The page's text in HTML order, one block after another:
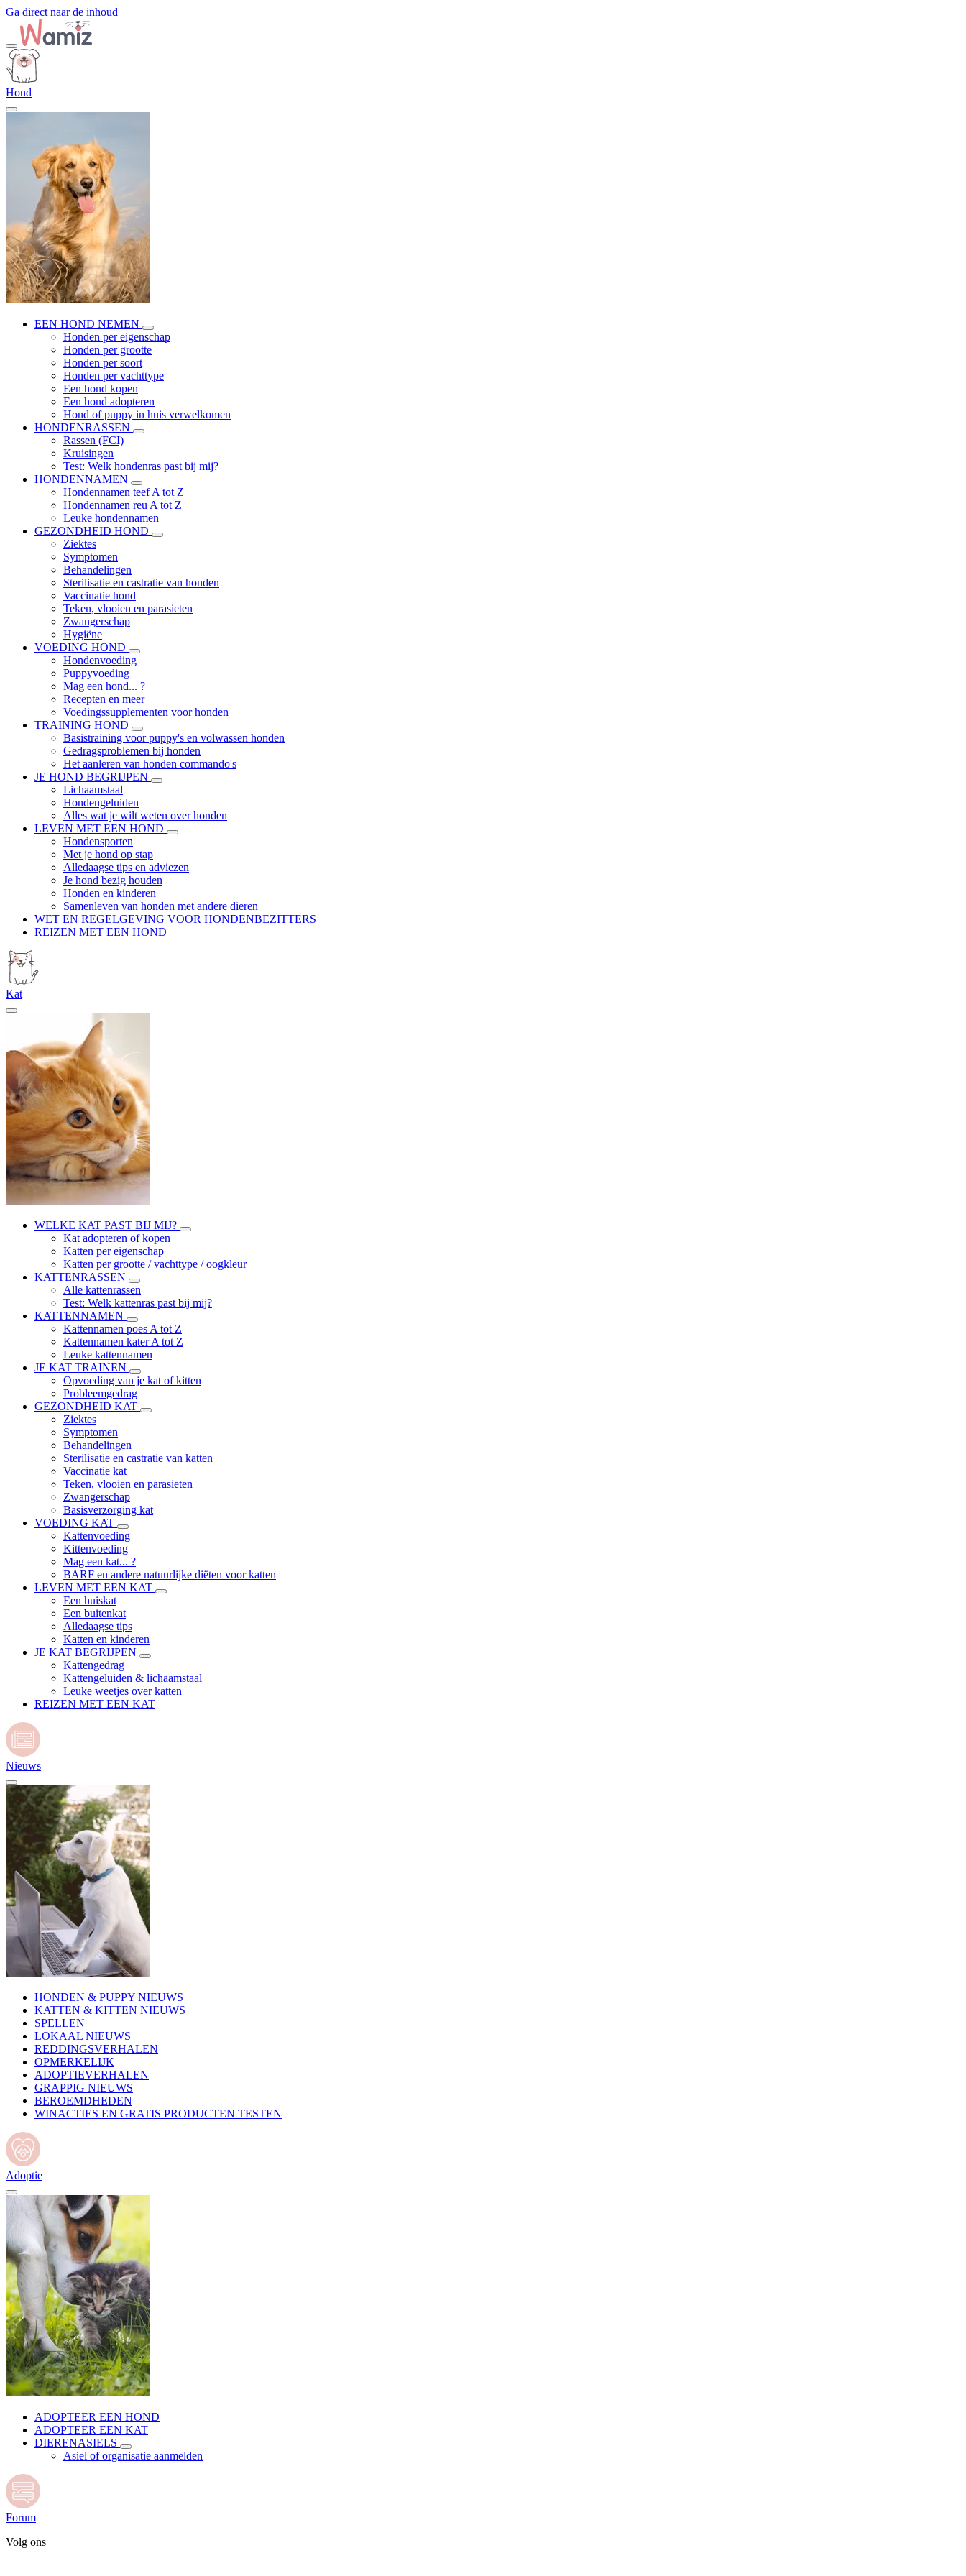
Ga direct naar de inhoud
Hond
EEN HOND NEMEN
Honden per eigenschap
Honden per grootte
Honden per soort
Honden per vachttype
Een hond kopen
Een hond adopteren
Hond of puppy in huis verwelkomen
HONDENRASSEN
Rassen (FCI)
Kruisingen
Test: Welk hondenras past bij mij?
HONDENNAMEN
Hondennamen teef A tot Z
Hondennamen reu A tot Z
Leuke hondennamen
GEZONDHEID HOND
Ziektes
Symptomen
Behandelingen
Sterilisatie en castratie van honden
Vaccinatie hond
Teken, vlooien en parasieten
Zwangerschap
Hygiëne
VOEDING HOND
Hondenvoeding
Puppyvoeding
Mag een hond... ?
Recepten en meer
Voedingssupplementen voor honden
TRAINING HOND
Basistraining voor puppy's en volwassen honden
Gedragsproblemen bij honden
Het aanleren van honden commando's
JE HOND BEGRIJPEN
Lichaamstaal
Hondengeluiden
Alles wat je wilt weten over honden
LEVEN MET EEN HOND
Hondensporten
Met je hond op stap
Alledaagse tips en adviezen
Je hond bezig houden
Honden en kinderen
Samenleven van honden met andere dieren
WET EN REGELGEVING VOOR HONDENBEZITTERS
REIZEN MET EEN HOND
Kat
WELKE KAT PAST BIJ MIJ?
Kat adopteren of kopen
Katten per eigenschap
Katten per grootte / vachttype / oogkleur
KATTENRASSEN
Alle kattenrassen
Test: Welk kattenras past bij mij?
KATTENNAMEN
Kattennamen poes A tot Z
Kattennamen kater A tot Z
Leuke kattennamen
JE KAT TRAINEN
Opvoeding van je kat of kitten
Probleemgedrag
GEZONDHEID KAT
Ziektes
Symptomen
Behandelingen
Sterilisatie en castratie van katten
Vaccinatie kat
Teken, vlooien en parasieten
Zwangerschap
Basisverzorging kat
VOEDING KAT
Kattenvoeding
Kittenvoeding
Mag een kat... ?
BARF en andere natuurlijke diëten voor katten
LEVEN MET EEN KAT
Een huiskat
Een buitenkat
Alledaagse tips
Katten en kinderen
JE KAT BEGRIJPEN
Kattengedrag
Kattengeluiden & lichaamstaal
Leuke weetjes over katten
REIZEN MET EEN KAT
Nieuws
HONDEN & PUPPY NIEUWS
KATTEN & KITTEN NIEUWS
SPELLEN
LOKAAL NIEUWS
REDDINGSVERHALEN
OPMERKELIJK
ADOPTIEVERHALEN
GRAPPIG NIEUWS
BEROEMDHEDEN
WINACTIES EN GRATIS PRODUCTEN TESTEN
Adoptie
ADOPTEER EEN HOND
ADOPTEER EEN KAT
DIERENASIELS
Asiel of organisatie aanmelden
Forum
Volg ons